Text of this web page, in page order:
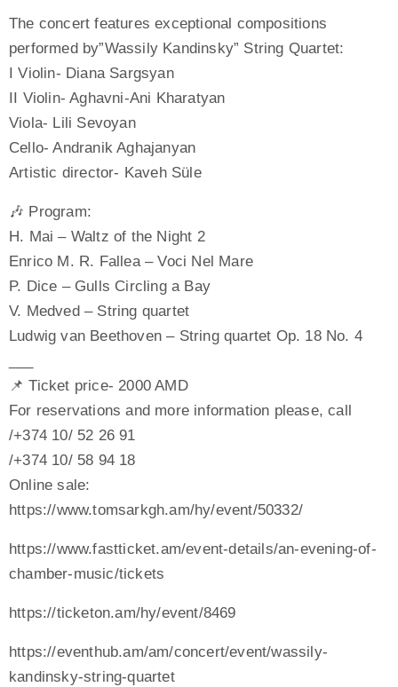
The concert features exceptional compositions
performed by”Wassily Kandinsky” String Quartet:
I Violin- Diana Sargsyan
II Violin- Aghavni-Ani Kharatyan
Viola- Lili Sevoyan
Cello- Andranik Aghajanyan
Artistic director- Kaveh Süle
🎶 Program:
H. Mai – Waltz of the Night 2
Enrico M. R. Fallea – Voci Nel Mare
P. Dice – Gulls Circling a Bay
V. Medved – String quartet
Ludwig van Beethoven – String quartet Op. 18 No. 4
📌 Ticket price- 2000 AMD
For reservations and more information please, call
/+374 10/ 52 26 91
/+374 10/ 58 94 18
Online sale:
https://www.tomsarkgh.am/hy/event/50332/
https://www.fastticket.am/event-details/an-evening-of-
chamber-music/tickets
https://ticketon.am/hy/event/8469
https://eventhub.am/am/concert/event/wassily-
kandinsky-string-quartet